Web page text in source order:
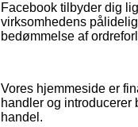
Facebook tilbyder dig
virksomhedens
bedømmelse af
Vores hjemmeside er
handler og introducerer
handel.